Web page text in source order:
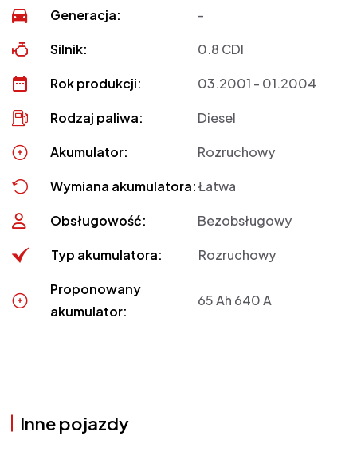
Generacja: -
Silnik: 0.8 CDI
Rok produkcji: 03.2001 - 01.2004
Rodzaj paliwa: Diesel
Akumulator: Rozruchowy
Wymiana akumulatora:Łatwa
Obsługowość: Bezobsługowy
Typ akumulatora: Rozruchowy
Proponowany
akumulator:
65 Ah 640 A
Inne pojazdy